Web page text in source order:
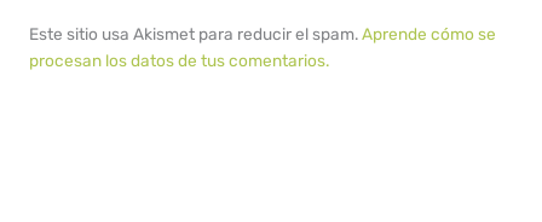
Este sitio usa Akismet para reducir el spam.Aprende cómo se
procesan los datos de tus comentarios.